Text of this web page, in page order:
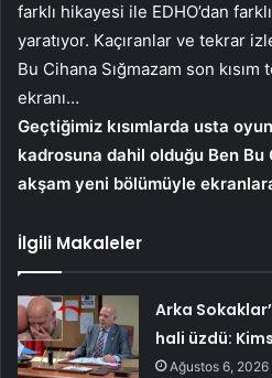
farklı hikayesi ile EDHO’dan
yaratıyor. Kaçıranlar ve tekrar
Bu Cihana Sığmazam son
ekranı…
Geçtiğimiz kısımlarda usta
kadrosuna dahil olduğu Ben Bu
akşam yeni bölümüyle
İlgili Makaleler
Arka
hali üzdü:
Ağustos 6, 2026